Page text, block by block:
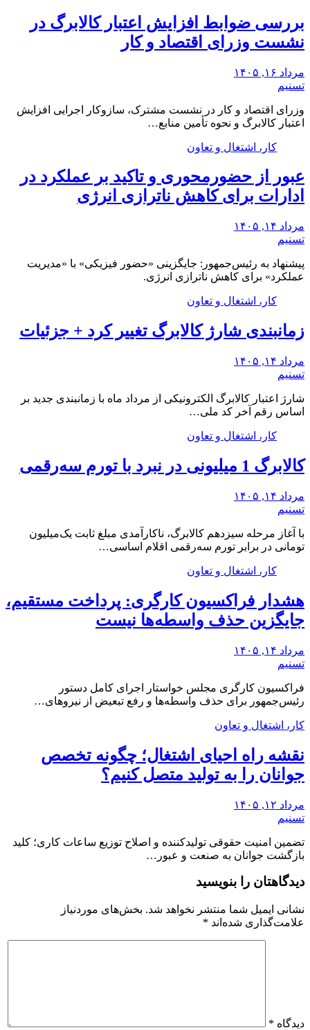
بررسی ضوابط افزایش اعتبار کالابرگ در
نشست وزرای اقتصاد و کار
مرداد ۱۶, ۱۴۰۵
تسنیم
وزرای اقتصاد و کار در نشست مشترک، سازوکار‌ اجرایی افزایش
اعتبار کالابرگ و نحوه تأمین منابع…
کار، اشتغال و تعاون
عبور از حضورمحوری و تاکید بر عملکرد در
ادارات برای کاهش ناترازی انرژی
مرداد ۱۴, ۱۴۰۵
تسنیم
پیشنهاد به رئیس‌جمهور: جایگزینی «حضور فیزیکی» با «مدیریت
عملکرد» برای کاهش ناترازی انرژی.
کار، اشتغال و تعاون
زمانبندی شارژ کالابرگ تغییر کرد + جزئیات
مرداد ۱۴, ۱۴۰۵
تسنیم
شارژ اعتبار کالابرگ الکترونیکی از مرداد ماه با زمانبندی جدید بر
اساس رقم آخر کد ملی…
کار، اشتغال و تعاون
کالابرگ 1 میلیونی در نبرد با تورم سه‌رقمی
مرداد ۱۴, ۱۴۰۵
تسنیم
با آغاز مرحله سیزدهم کالابرگ، ناکارآمدی مبلغ ثابت یک‌میلیون
تومانی در برابر تورم سه‌رقمی اقلام اساسی…
کار، اشتغال و تعاون
هشدار فراکسیون کارگری: پرداخت مستقیم،
جایگزین حذف واسطه‌ها نیست
مرداد ۱۴, ۱۴۰۵
تسنیم
فراکسیون کارگری مجلس خواستار اجرای کامل دستور
رئیس‌جمهور برای حذف واسطه‌ها و رفع تبعیض از نیروهای…
کار، اشتغال و تعاون
نقشه راه احیای اشتغال؛ چگونه تخصص
جوانان را به تولید متصل کنیم؟
مرداد ۱۲, ۱۴۰۵
تسنیم
تضمین امنیت حقوقی تولیدکننده و اصلاح توزیع ساعات کاری؛ کلید
بازگشت جوانان به صنعت و عبور…
دیدگاهتان را بنویسید
نشانی ایمیل شما منتشر نخواهد شد. بخش‌های موردنیاز
علامت‌گذاری شده‌اند *
دیدگاه *